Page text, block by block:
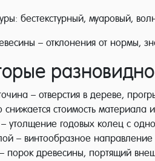
бестекстурный, муаровый,
– отклонения от нормы,
– отверстия в дереве,
снижается стоимость материала
утолщение годовых колец с
– винтообразное
порок древесины, портящий